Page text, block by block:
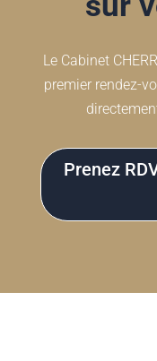
Le Cabinet
premier rendez-
Prenez